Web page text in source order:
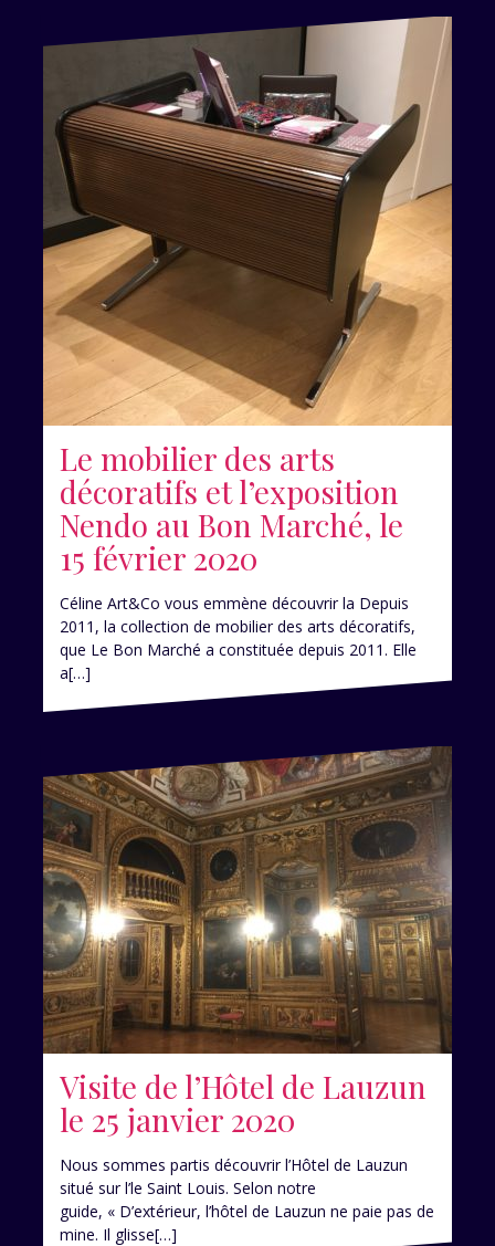
Le mobilier des arts
décoratifs et l’exposition
Nendo au Bon Marché, le
15 février 2020
Céline Art&Co vous emmène découvrir la Depuis
2011, la collection de mobilier des arts décoratifs,
que Le Bon Marché a constituée depuis 2011. Elle
a[…]
Visite de l’Hôtel de Lauzun
le 25 janvier 2020
Nous sommes partis découvrir l’Hôtel de Lauzun
situé sur l’le Saint Louis. Selon notre
guide, « D’extérieur, l’hôtel de Lauzun ne paie pas de
mine. Il glisse[…]